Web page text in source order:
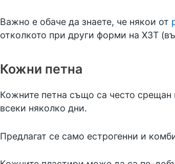
Важно е обаче да знаете, че някои от
отколкото при други форми на ХЗТ
Кожни петна
Кожните петна също са често срещан
всеки няколко дни.
Предлагат се само естрогенни и